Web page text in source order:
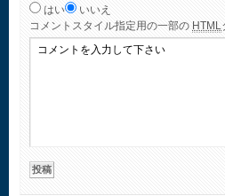
はい
いいえ
コメント スタイル指定用の一部の HTML